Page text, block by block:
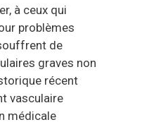
à ceux qui
problèmes
de
graves non
récent
vasculaire
médicale